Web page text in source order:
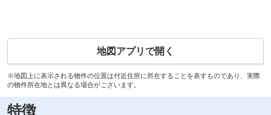
地図アプリで開く
※地図上に表示される物件の位置は付近住所に所在することを表すものであり、実際
の物件所在地とは異なる場合がございます。
特徴